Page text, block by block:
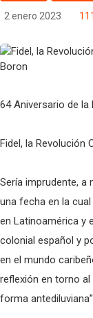
2 enero 2023
64 Aniversario de la
Fidel, la Revolución
Sería imprudente, a
una fecha en la
en Latinoamérica y
colonial español y
en el mundo
reflexión en torno
forma